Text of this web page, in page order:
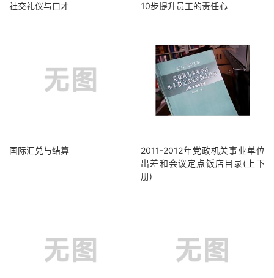
社交礼仪与口才 10步提升员工的责任心
国际汇兑与结算
2011-2012年党政机关事业单位
出差和会议定点饭店目录(上下
册)